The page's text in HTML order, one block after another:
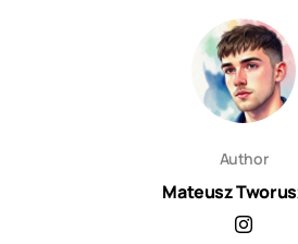
Author
Mateusz